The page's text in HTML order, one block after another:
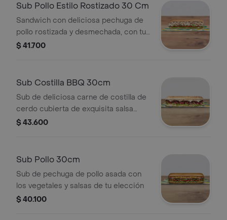
Sub Pollo Estilo Rostizado 30 Cm
Sandwich con deliciosa pechuga de
pollo rostizada y desmechada, con tu
elección de quesos, salsas y
$ 41.700
Sub Costilla BBQ 30cm
Sub de deliciosa carne de costilla de
cerdo cubierta de exquisita salsa
BBQ. Disfrútalo con los vegetales y
$ 43.600
Sub Pollo 30cm
Sub de pechuga de pollo asada con
los vegetales y salsas de tu elección
$ 40.100